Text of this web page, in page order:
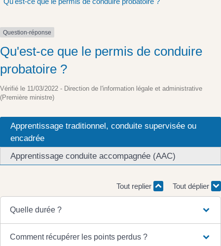
Question-réponse
Qu'est-ce que le permis de conduire
probatoire ?
Vérifié le 11/03/2022 - Direction de l'information légale et administrative
(Première ministre)
Apprentissage traditionnel, conduite supervisée ou
encadrée
Apprentissage conduite accompagnée (AAC)
Tout replier Tout déplier
Quelle durée ?
Comment récupérer les points perdus ?